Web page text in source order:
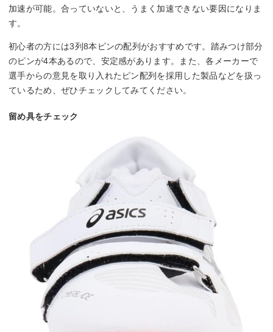
加速が可能。合っていないと、うまく加速できない要因になりま
す。
初心者の方には3列8本ピンの配列がおすすめです。踏みつけ部分
のピンが4本あるので、安定感があります。また、各メーカーで
選手からの意見を取り入れたピン配列を採用した製品などを扱っ
ているため、ぜひチェックしてみてください。
留め具をチェック